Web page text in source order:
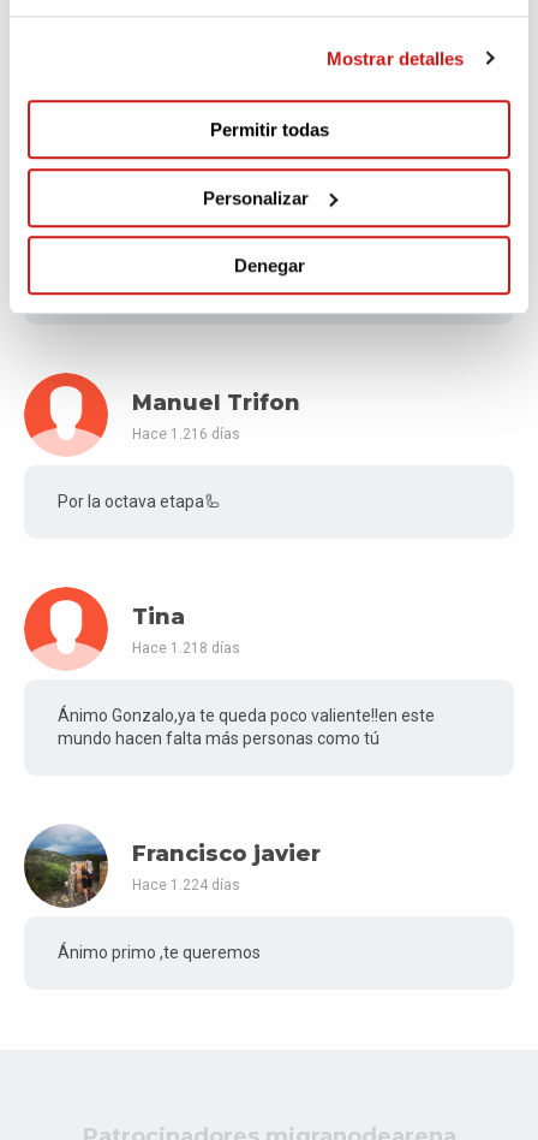
Mostrar detalles
Permitir todas
Personalizar
Denegar
Maite Odriozola Bilbao
Fuerza💪💪💪💪
Manuel Trifon
Hace 1.216 días
Por la octava etapa🦾
Tina
Hace 1.218 días
Ánimo Gonzalo,ya te queda poco valiente!!en este
mundo hacen falta más personas como tú
Francisco javier
Hace 1.224 días
Ánimo primo ,te queremos